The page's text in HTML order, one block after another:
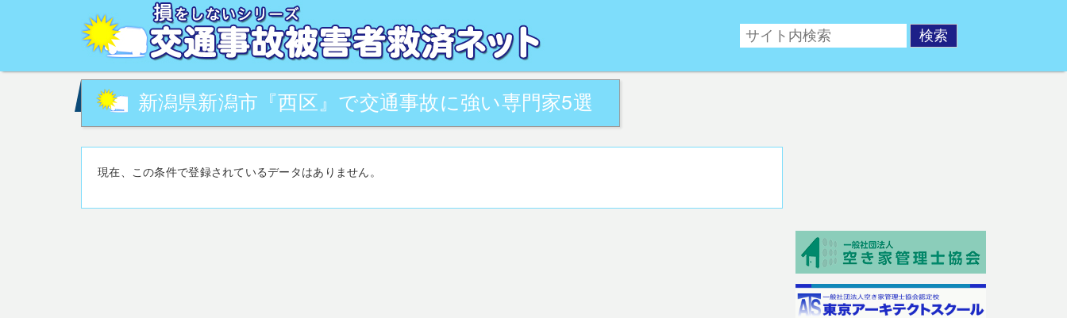
交通事故被害でお困りの方へ。交通事故・事故対策に関するお悩みを、地域の専門家が解決致します。全国の交通事故被害者相談窓口・活用ポータルサイト。交通事故後の相談や、交通事故対策対策
の相談など。交通事故被害に関して、あなたの街の専門家がサポート致します。
新潟県新潟市『西区』で交通事故に強い専門家5選
現在、この条件で登録されているデータはありません。